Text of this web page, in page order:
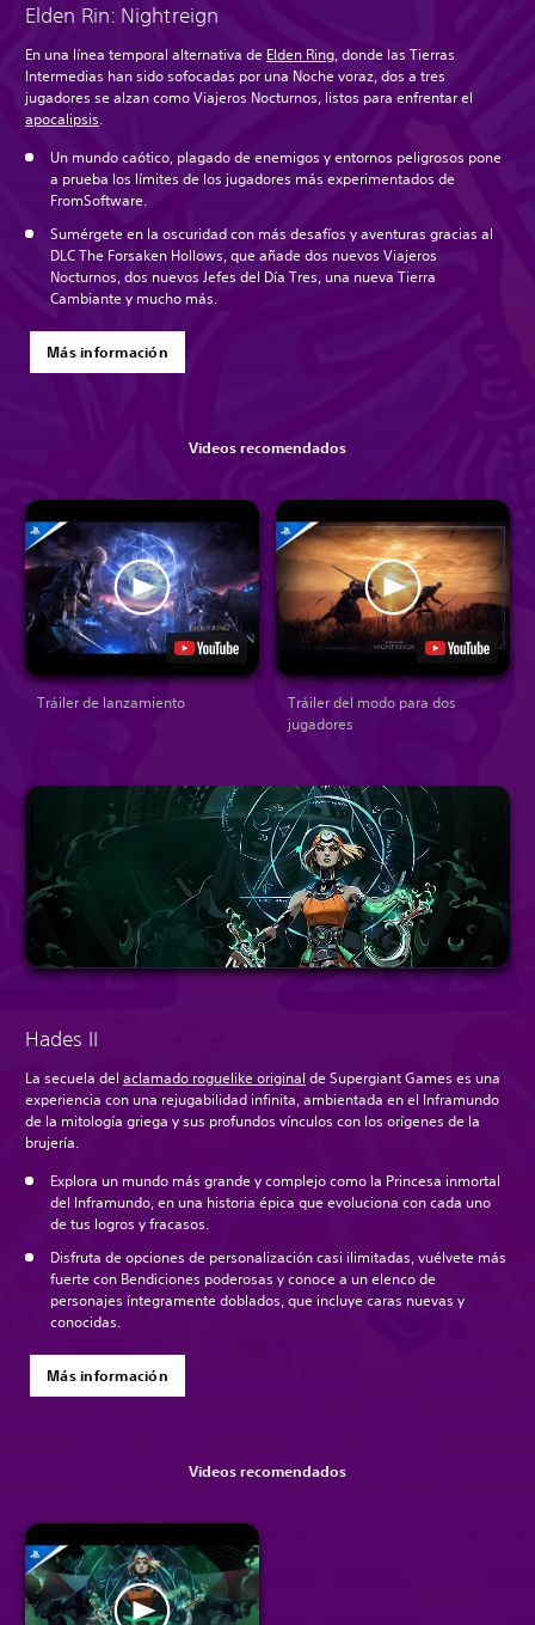
Elden Rin: Nightreign
En una línea temporal alternativa de Elden Ring, donde las Tierras
Intermedias han sido sofocadas por una Noche voraz, dos a tres
jugadores se alzan como Viajeros Nocturnos, listos para enfrentar el
apocalipsis.
Un mundo caótico, plagado de enemigos y entornos peligrosos pone
a prueba los límites de los jugadores más experimentados de
FromSoftware.
Sumérgete en la oscuridad con más desafíos y aventuras gracias al
DLC The Forsaken Hollows, que añade dos nuevos Viajeros
Nocturnos, dos nuevos Jefes del Día Tres, una nueva Tierra
Cambiante y mucho más.
Más información
Videos recomendados
Tráiler de lanzamiento
Tráiler del modo para dos
jugadores
Hades II
La secuela del aclamado roguelike original de Supergiant Games es una
experiencia con una rejugabilidad infinita, ambientada en el Inframundo
de la mitología griega y sus profundos vínculos con los orígenes de la
brujería.
Explora un mundo más grande y complejo como la Princesa inmortal
del Inframundo, en una historia épica que evoluciona con cada uno
de tus logros y fracasos.
Disfruta de opciones de personalización casi ilimitadas, vuélvete más
fuerte con Bendiciones poderosas y conoce a un elenco de
personajes íntegramente doblados, que incluye caras nuevas y
conocidas.
Más información
Videos recomendados